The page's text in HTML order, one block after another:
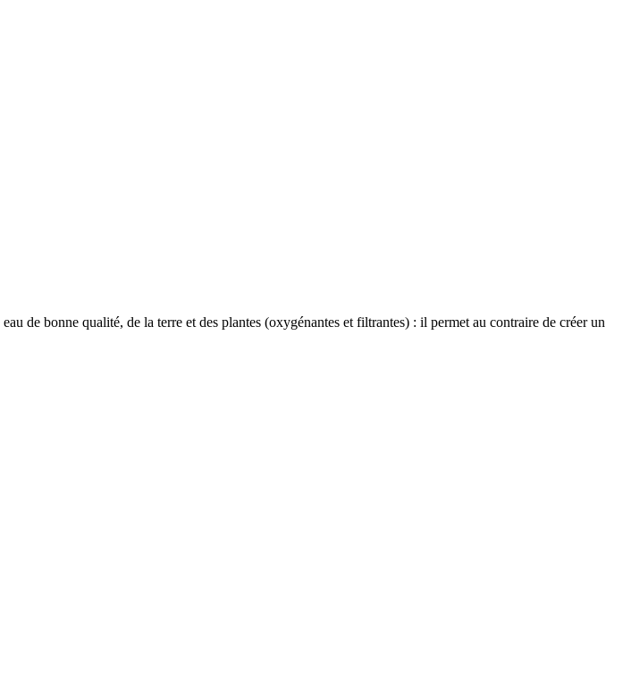
de bonne qualité, de la terre et des plantes (oxygénantes et filtrantes) : il permet au contraire de créer un